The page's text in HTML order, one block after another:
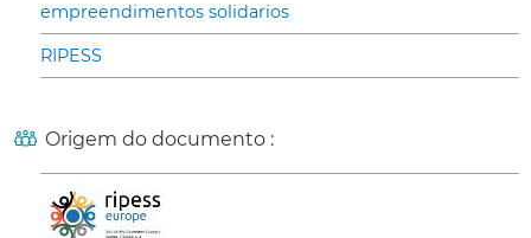
empreendimentos solidarios
RIPESS
Origem do documento :